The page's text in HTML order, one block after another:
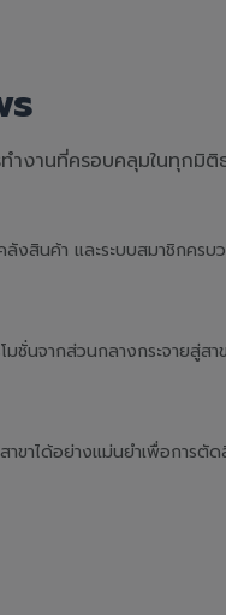
งานที่ครอบคลุมในทุกมิติ
ลังสินค้า และระบบสมาชิกครบ
มชั่นจากส่วนกลางกระจายสู่สา
ขาได้อย่างแม่นยำเพื่อการตัด